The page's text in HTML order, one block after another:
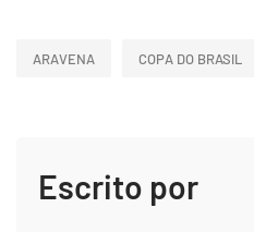
ARAVENA COPA DO BRASIL
Escrito por